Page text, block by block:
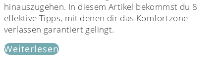
hinauszugehen. In diesem Artikel bekommst du 8
effektive Tipps, mit denen dir das Komfortzone
verlassen garantiert gelingt.
Weiterlesen